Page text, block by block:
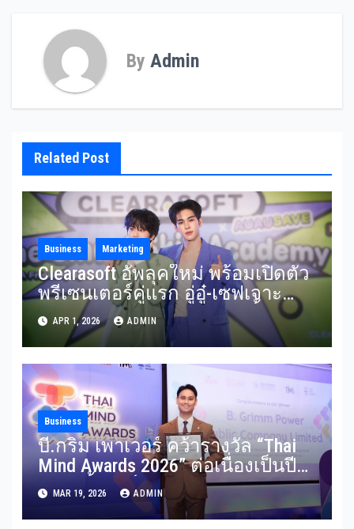
By Admin
Related Post
Business Marketing
Clearasoft อัพลุคใหม่ พร้อมเปิดตัว
พรีเซนเตอร์คู่แรก อู่อู๋-เซฟเจาะ
ตลาดดูแลสิววัยรุ่นครบทุกขั้นตอน
APR 1, 2026 ADMIN
Business
บี.กริม เพาเวอร์ คว้ารางวัล “Thai
Mind Awards 2026” ต่อเนื่องเป็นปีที่
2ตอกย้ำองค์กรต้นแบบด้านการ
เสริมสร้างสุขภาวะทางจิตของ
MAR 19, 2026 ADMIN